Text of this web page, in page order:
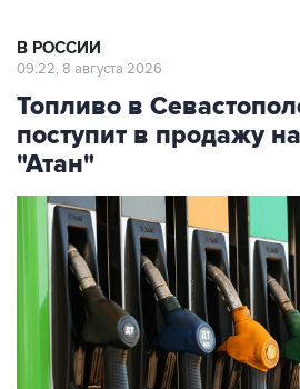
В РОССИИ
09:22, 8 августа 2026
Топливо в
поступит в продажу
"Атан"